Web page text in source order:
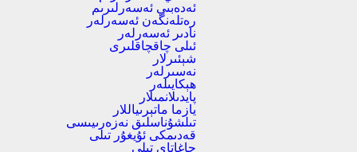
ئەدەبىي ئەسەرلىرىم
رەتلەنگەن ئەسەرلەر
نادىر ئەسەرلەر
ئىلى چاقچاقلىرى
شېئىرلار
نەسىرلەر
ھېكايىلەر
پايدىلانمىلار
يازما ماتېرىياللار
تىلشۇناسلىق نەزەرىيىسى
قەدىمكى ئۇيغۇر تىلى
چاغاتاي تىلى